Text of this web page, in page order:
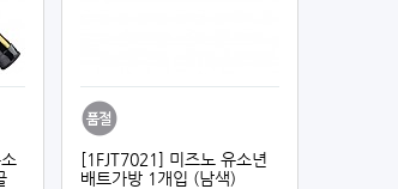
[1FJT7021] 미즈노 유소년
배트가방 1개입 (남색)